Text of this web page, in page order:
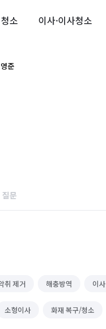
소 이사·이사청소
준
문
취 제거 해충방역 이사
소형이사 화재 복구/청소